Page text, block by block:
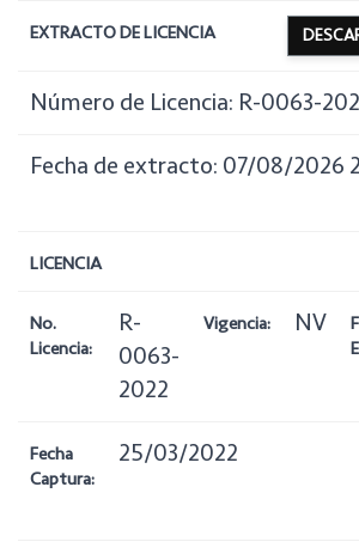
EXTRACTO DE LICENCIA
Número de Licencia: R-0063-
Fecha de extracto: 07/08/2026
LICENCIA
No.
Licencia:
R-
0063-
2022
Vigencia: NV
Fecha
Captura:
25/03/2022